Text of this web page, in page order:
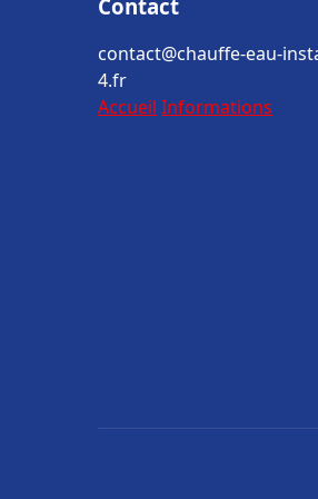
Contact
contact@chauffe-eau-
4.fr
Accueil Informations